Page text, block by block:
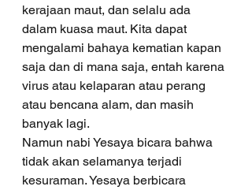
kerajaan maut, dan selalu ada
dalam kuasa maut. Kita dapat
mengalami bahaya kematian kapan
saja dan di mana saja, entah karena
virus atau kelaparan atau perang
atau bencana alam, dan masih
banyak lagi.
Namun nabi Yesaya bicara bahwa
tidak akan selamanya terjadi
kesuraman. Yesaya berbicara